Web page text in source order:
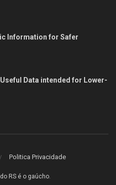
Information for Safer
Data intended for Lower-
Politica Privacidade
RS é o gaúcho.